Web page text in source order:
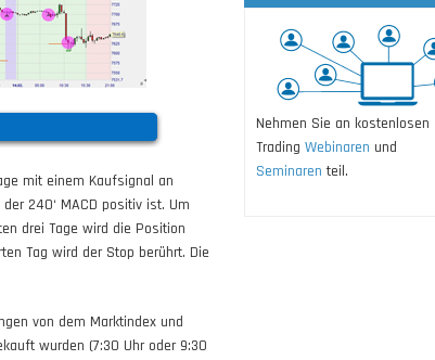
mit einem Kaufsignal an
240‘ MACD positiv ist. Um
drei Tage wird die Position
Tag wird der Stop berührt. Die
von dem Marktindex und
wurden (7:30 Uhr oder 9:30
Nehmen Sie an kostenlosen
Trading Webinaren und
Seminaren teil.